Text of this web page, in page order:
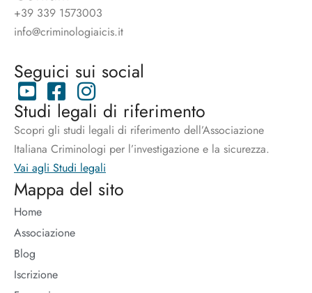
+39 339 1573003
info@criminologiaicis.it
Seguici sui social
Studi legali di riferimento
Scopri gli studi legali di riferimento dell’Associazione
Italiana Criminologi per l’investigazione e la sicurezza.
Vai agli Studi legali
Mappa del sito
Home
Associazione
Blog
Iscrizione